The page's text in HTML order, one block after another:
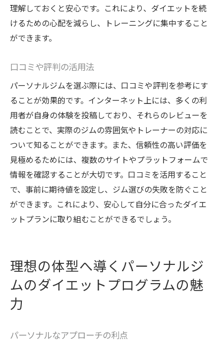
理解しておくと安心です。これにより、ダイエットを続
けるための心配を減らし、トレーニングに集中すること
ができます。
口コミや評判の活用法
パーソナルジムを選ぶ際には、口コミや評判を参考にす
ることが効果的です。インターネット上には、多くの利
用者が自身の体験を投稿しており、それらのレビューを
読むことで、実際のジムの雰囲気やトレーナーの対応に
ついて知ることができます。また、信頼性の高い評価を
見極めるためには、複数のサイトやプラットフォームで
情報を確認することが大切です。口コミを活用すること
で、事前に期待値を設定し、ジム選びの失敗を防ぐこと
ができます。これにより、安心して自分に合ったダイエ
ットプランに取り組むことができるでしょう。
理想の体型へ導くパーソナルジ
ムのダイエットプログラムの魅
力
パーソナルなアプローチの利点